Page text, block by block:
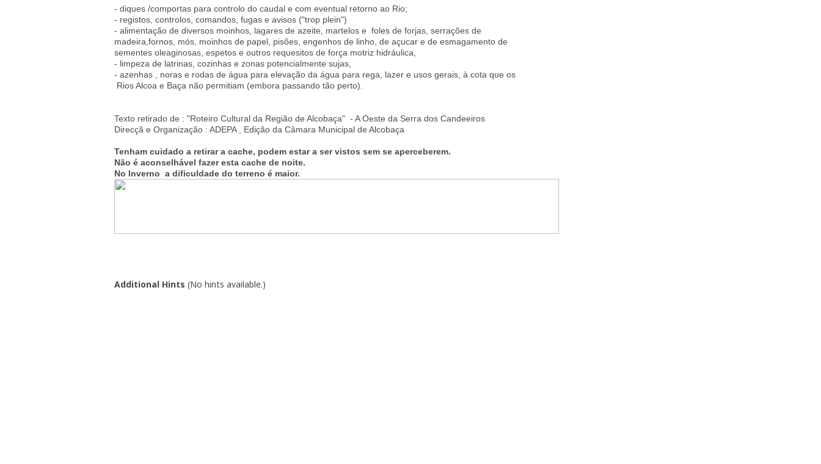
- diques /comportas para controlo do caudal e com eventual retorno ao Rio;
- registos, controlos, comandos, fugas e avisos ("trop plein")
- alimentação de diversos moinhos, lagares de azeite, martelos e foles de forjas, serrações de
madeira,fornos, mós, moinhos de papel, pisões, engenhos de linho, de açucar e de esmagamento de
sementes oleaginosas, espetos e outros requesitos de força motriz hidráulica,
- limpeza de latrinas, cozinhas e zonas potencialmente sujas,
- azenhas , noras e rodas de água para elevação da água para rega, lazer e usos gerais, à cota que os
Rios Alcoa e Baça não permitiam (embora passando tão perto).
Texto retirado de : "Roteiro Cultural da Região de Alcobaça" - A Oeste da Serra dos Candeeiros
Direcçã e Organização : ADEPA , Edição da Câmara Municipal de Alcobaça
Tenham cuidado a retirar a cache, podem estar a ser vistos sem se aperceberem.
Não é aconselhável fazer esta cache de noite.
No Inverno a dificuldade do terreno é maior.
Additional Hints (No hints available.)